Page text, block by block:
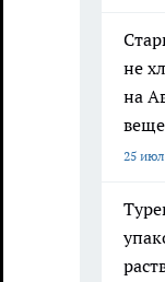
не
на
25